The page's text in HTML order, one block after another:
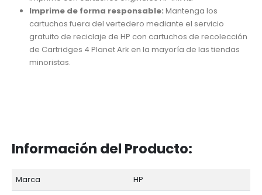
Imprime de forma responsable: Mantenga los
cartuchos fuera del vertedero mediante el servicio
gratuito de reciclaje de HP con cartuchos de recolección
de Cartridges 4 Planet Ark en la mayoría de las tiendas
minoristas.
Información del Producto:
Marca
HP